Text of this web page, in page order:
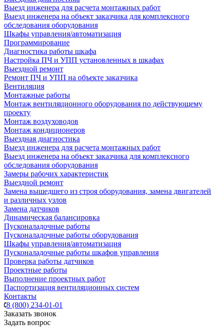
Выезд инженера для расчета монтажных работ
Выезд инженера на объект заказчика для комплексного
обследования оборудования
Шкафы управления/автоматизация
Программирование
Диагностика работы шкафа
Настройка ПЧ и УПП установленных в шкафах
Выездной ремонт
Ремонт ПЧ и УПП на объекте заказчика
Вентиляция
Монтажные работы
Монтаж вентиляционного оборудования по действующему
проекту
Монтаж воздуховодов
Монтаж кондиционеров
Выездная диагностика
Выезд инженера для расчета монтажных работ
Выезд инженера на объект заказчика для комплексного
обследования оборудования
Замеры рабочих характеристик
Выездной ремонт
Замена вышедшего из строя оборудования, замена двигателей
и различных узлов
Замена датчиков
Динамическая балансировка
Пусконаладочные работы
Пусконаладочные работы оборудования
Шкафы управления/автоматизация
Пусконаладочные работы шкафов управления
Проверка работы датчиков
Проектные работы
Выполнение проектных работ
Паспортизация вентиляционных систем
Контакты
8 (800) 234-01-01
Заказать звонок
Задать вопрос